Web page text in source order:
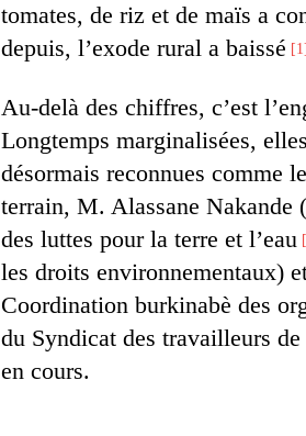
tomates, de riz et de maïs a
depuis, l’exode rural a baissé
1
Au-delà des chiffres, c’est
Longtemps marginalisées,
désormais reconnues comme
terrain, M. Alassane Nakande
des luttes pour la terre et l’eau
les droits environnementaux)
Coordination burkinabè des
du Syndicat des travailleurs
en cours.